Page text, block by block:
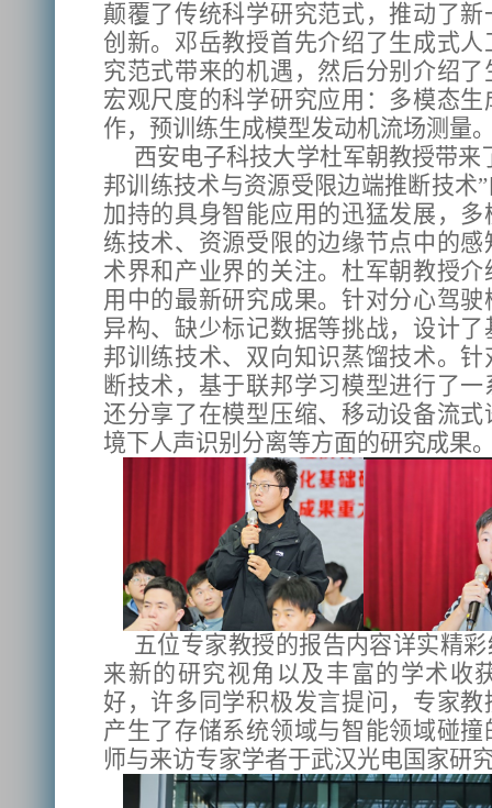
颠覆了传统科学研究范式，推动了
创新。邓岳教授首先介绍了生成式
究范式带来的机遇，然后分别介绍
宏观尺度的科学研究应用：多模态
作，预训练生成模型发动机流场测量
西安电子科技大学杜军朝教授带来
邦训练技术与资源受限边端推断技术
加持的具身智能应用的迅猛发展，
练技术、资源受限的边缘节点中的
术界和产业界的关注。杜军朝教授
用中的最新研究成果。针对分心驾
异构、缺少标记数据等挑战，设计
邦训练技术、双向知识蒸馏技术。
断技术，基于联邦学习模型进行了
还分享了在模型压缩、移动设备流
境下人声识别分离等方面的研究成果
五位专家教授的报告内容详实精
来新的研究视角以及丰富的学术收
好，许多同学积极发言提问，专家
产生了存储系统领域与智能领域碰
师与来访专家学者于武汉光电国家研